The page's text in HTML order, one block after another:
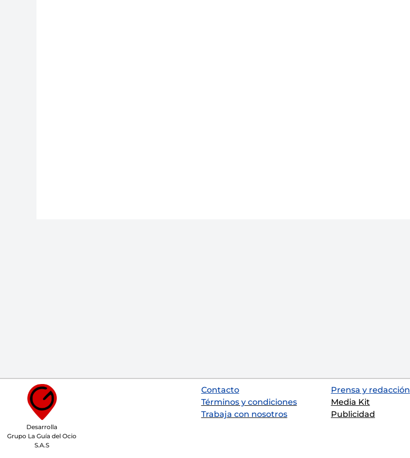
Desarrolla
Grupo La Guía del Ocio
S.A.S
Contacto
Términos y condiciones
Trabaja con nosotros
Prensa y redacción
Media Kit
Publicidad